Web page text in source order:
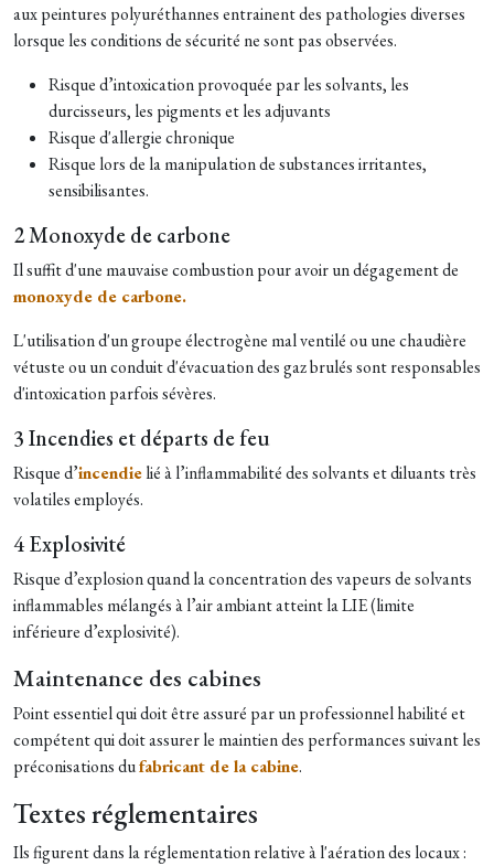
aux peintures polyuréthannes entrainent des pathologies diverses
lorsque les conditions de sécurité ne sont pas observées.​
Risque d’intoxication provoquée par les solvants, les
durcisseurs, les pigments et les adjuvants
Risque d'allergie chronique
Risque lors de la manipulation de substances irritantes,
sensibilisantes.
2 Monoxyde de carbone
Il suffit d'une mauvaise combustion pour avoir un dégagement de
monoxyde de carbone.
L'utilisation d'un groupe électrogène mal ventilé ou une chaudière
vétuste ou un conduit d'évacuation des gaz brulés sont responsables
d'intoxication parfois sévères.
3 Incendies et départs de feu
Risque d’incendielié à l’inflammabilité des solvants et diluants très
volatiles employés.
4 Explosivité
Risque d’explosion quand la concentration des vapeurs de solvants
inflammables mélangés à l’air ambiant atteint la LIE (limite
inférieure d’explosivité).
Maintenance des cabines
Point essentiel qui doit être assuré par un professionnel habilité et
compétent qui doit assurer le maintien des performances suivant les
préconisations dufabricant de la cabine.
Textes réglementaires
Ils figurent dans la réglementation relative à l'aération des locaux :